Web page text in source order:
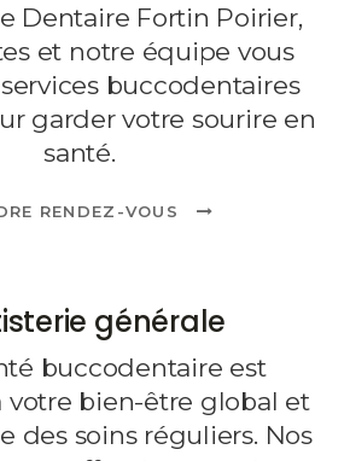
Dentaire Fortin Poirier,
et notre équipe vous
buccodentaires
garder votre sourire en
santé.
RENDEZ-VOUS
générale
buccodentaire est
votre bien-être global et
des soins réguliers. Nos